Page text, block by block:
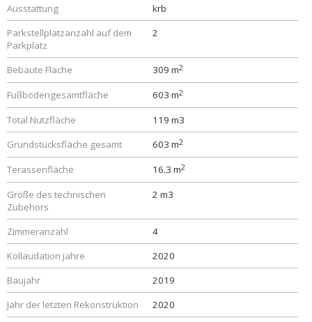
Ausstattung
krb
Parkstellplatzanzahl auf dem
Parkplatz
2
Bebaute Fläche 309 m2
Fußbodengesamtfläche 603 m2
Total Nutzfläche
119 m3
Grundstücksfläche gesamt
603 m2
Terassenfläche 16.3 m2
Größe des technischen
Zubehörs
2 m3
Zimmeranzahl
4
Kollaudation jahre
2020
Baujahr
2019
Jahr der letzten Rekonstruktion
2020